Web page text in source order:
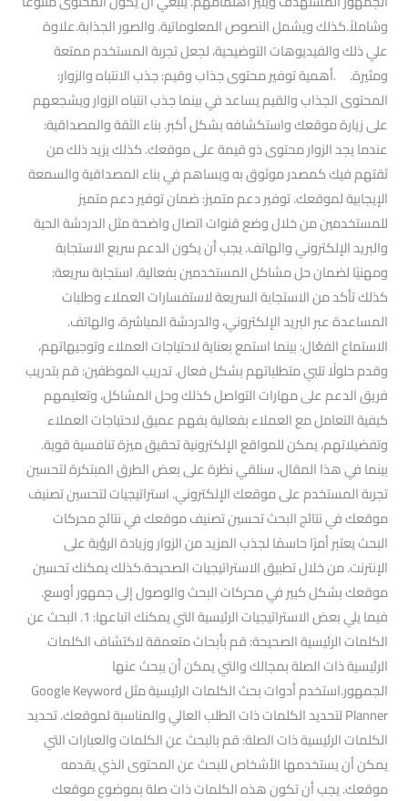
وشاملاً.كذلك ويشمل النصوص المعلوماتية. والصور الجذابة.علاوة
علي ذلك والفيديوهات التوضيحية، لجعل تجربة المستخدم ممتعة
ومثيرة. .أهمية توفير محتوى جذاب وقيم: جذب الانتباه والزوار:
المحتوى الجذاب والقيم يساعد في بينما جذب انتباه الزوار ويشجعهم
على زيارة موقعك واستكشافه بشكل أكبر. بناء الثقة والمصداقية:
عندما يجد الزوار محتوى ذو قيمة على موقعك. كذلك يزيد ذلك من
ثقتهم فيك كمصدر موثوق به ويساهم في بناء المصداقية والسمعة
الإيجابية لموقعك. توفير دعم متميز: ضمان توفير دعم متميز
للمستخدمين من خلال وضع قنوات اتصال واضحة مثل الدردشة الحية
والبريد الإلكتروني والهاتف. يجب أن يكون الدعم سريع الاستجابة
ومهنيًا لضمان حل مشاكل المستخدمين بفعالية. استجابة سريعة:
كذلك تأكد من الاستجابة السريعة لاستفسارات العملاء وطلبات
المساعدة عبر البريد الإلكتروني، والدردشة المباشرة، والهاتف.
الاستماع الفعّال: بينما استمع بعناية لاحتياجات العملاء وتوجيهاتهم،
وقدم حلولًا تلبي متطلباتهم بشكل فعال. تدريب الموظفين: قم بتدريب
فريق الدعم على مهارات التواصل كذلك وحل المشاكل، وتعليمهم
كيفية التعامل مع العملاء بفعالية بفهم عميق لاحتياجات العملاء
وتفضيلاتهم، يمكن للمواقع الإلكترونية تحقيق ميزة تنافسية قوية.
بينما في هذا المقال، سنلقي نظرة على بعض الطرق المبتكرة لتحسين
تجربة المستخدم على موقعك الإلكتروني. استراتيجيات لتحسين تصنيف
موقعك في نتائج البحث تحسين تصنيف موقعك في نتائج محركات
البحث يعتبر أمرًا حاسمًا لجذب المزيد من الزوار وزيادة الرؤية على
الإنترنت. من خلال تطبيق الاستراتيجيات الصحيحة.كذلك يمكنك تحسين
موقعك بشكل كبير في محركات البحث والوصول إلى جمهور أوسع.
فيما يلي بعض الاستراتيجيات الرئيسية التي يمكنك اتباعها: 1. البحث عن
الكلمات الرئيسية الصحيحة: قم بأبحاث متعمقة لاكتشاف الكلمات
الرئيسية ذات الصلة بمجالك والتي يمكن أن يبحث عنها
الجمهور.استخدم أدوات بحث الكلمات الرئيسية مثل Google Keyword
Planner لتحديد الكلمات ذات الطلب العالي والمناسبة لموقعك. تحديد
الكلمات الرئيسية ذات الصلة: قم بالبحث عن الكلمات والعبارات التي
يمكن أن يستخدمها الأشخاص للبحث عن المحتوى الذي يقدمه
موقعك. يجب أن تكون هذه الكلمات ذات صلة بموضوع موقعك